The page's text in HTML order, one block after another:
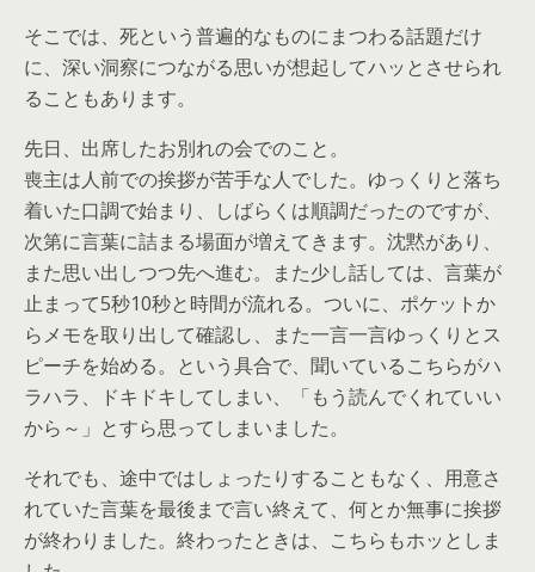
そこでは、死という普遍的なものにまつわる話題だけ
に、深い洞察につながる思いが想起してハッとさせられ
ることもあります。
先日、出席したお別れの会でのこと。
喪主は人前での挨拶が苦手な人でした。ゆっくりと落ち
着いた口調で始まり、しばらくは順調だったのですが、
次第に言葉に詰まる場面が増えてきます。沈黙があり、
また思い出しつつ先へ進む。また少し話しては、言葉が
止まって5秒10秒と時間が流れる。ついに、ポケットか
らメモを取り出して確認し、また一言一言ゆっくりとス
ピーチを始める。という具合で、聞いているこちらがハ
ラハラ、ドキドキしてしまい、「もう読んでくれていい
から～」とすら思ってしまいました。
それでも、途中ではしょったりすることもなく、用意さ
れていた言葉を最後まで言い終えて、何とか無事に挨拶
が終わりました。終わったときは、こちらもホッとしま